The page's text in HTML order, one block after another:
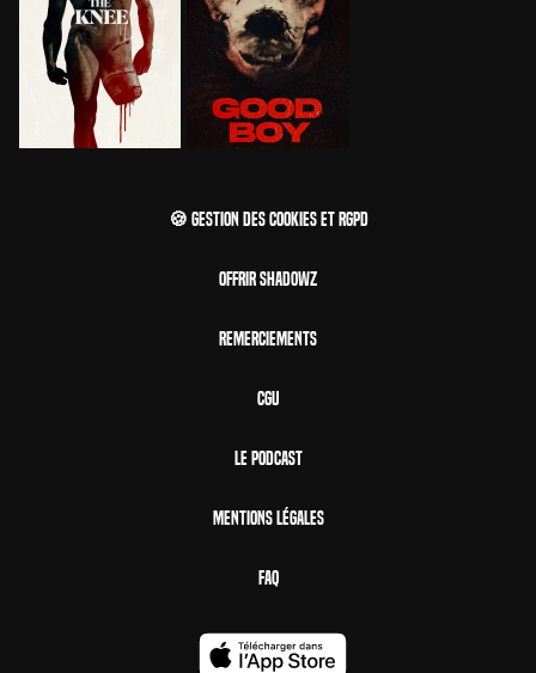
🍪 Gestion des cookies et RGPD
Offrir Shadowz
Remerciements
CGU
Le Podcast
Mentions Légales
FAQ